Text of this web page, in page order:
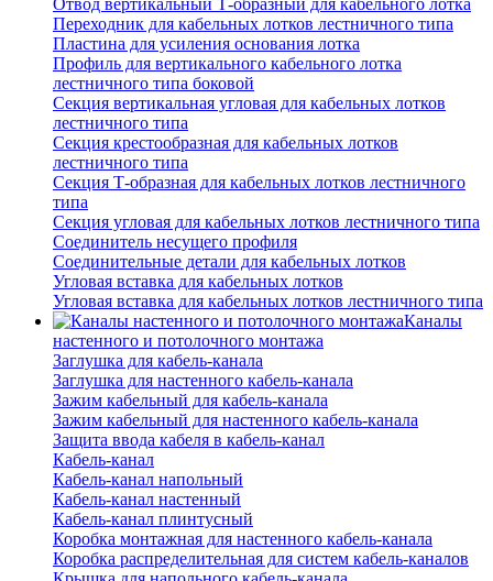
Переходник для кабельных лотков лестничного типа
Пластина для усиления основания лотка
Профиль для вертикального кабельного лотка
лестничного типа боковой
Секция вертикальная угловая для кабельных лотков
лестничного типа
Секция крестообразная для кабельных лотков
лестничного типа
Секция Т-образная для кабельных лотков лестничного
типа
Секция угловая для кабельных лотков лестничного типа
Соединитель несущего профиля
Соединительные детали для кабельных лотков
Угловая вставка для кабельных лотков
Угловая вставка для кабельных лотков лестничного типа
Каналы
настенного и потолочного монтажа
Заглушка для кабель-канала
Заглушка для настенного кабель-канала
Зажим кабельный для кабель-канала
Зажим кабельный для настенного кабель-канала
Защита ввода кабеля в кабель-канал
Кабель-канал
Кабель-канал напольный
Кабель-канал настенный
Кабель-канал плинтусный
Коробка монтажная для настенного кабель-канала
Коробка распределительная для систем кабель-каналов